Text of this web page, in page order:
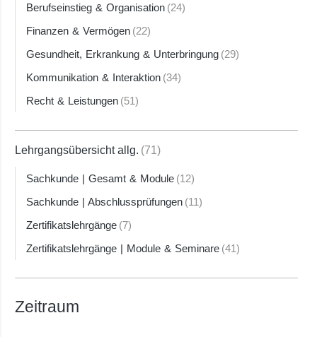
Berufseinstieg & Organisation (24)
Finanzen & Vermögen (22)
Gesundheit, Erkrankung & Unterbringung (29)
Kommunikation & Interaktion (34)
Recht & Leistungen (51)
Lehrgangsübersicht allg. (71)
Sachkunde | Gesamt & Module (12)
Sachkunde | Abschlussprüfungen (11)
Zertifikatslehrgänge (7)
Zertifikatslehrgänge | Module & Seminare (41)
Zeitraum